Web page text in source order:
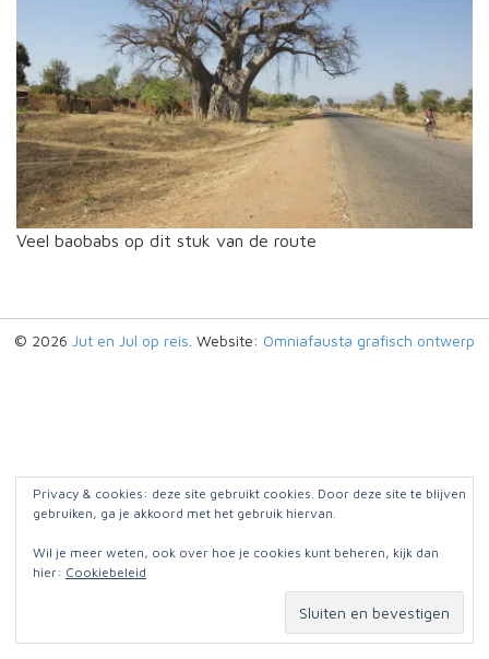
Veel baobabs op dit stuk van de route
© 2026 Jut en Jul op reis . Website: Omniafausta grafisch ontwerp
Privacy & cookies: deze site gebruikt cookies. Door deze site te blijven
gebruiken, ga je akkoord met het gebruik hiervan.
Wil je meer weten, ook over hoe je cookies kunt beheren, kijk dan
hier: Cookiebeleid